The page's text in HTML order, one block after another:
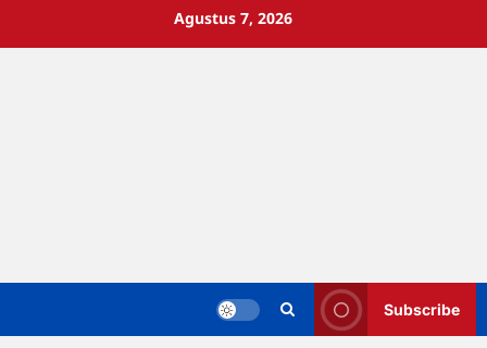
Agustus 7, 2026
Subscribe